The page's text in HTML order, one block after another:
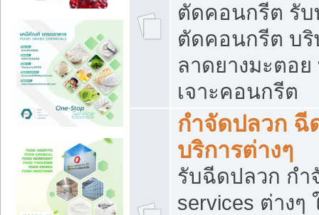
ตัดคอนกรีต รับ
ตัดคอนกรีต บริ
ลาดยางมะตอ
เจาะคอนกรีต
กำจัดปลวก ฉี
บริการต่างๆ
รับฉีดปลวก กำ
services ต่าง